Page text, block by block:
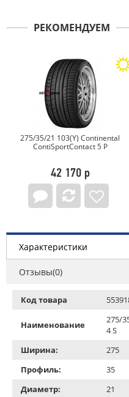
РЕКОМЕНДУЕМ
275/35/21 103(Y) Continental
ContiSportContact 5 P
42 170 р
Характеристики
Отзывы(0)
Код товара
Наименование
275/
4 S
Ширина:
275
Профиль:
35
Диаметр:
21